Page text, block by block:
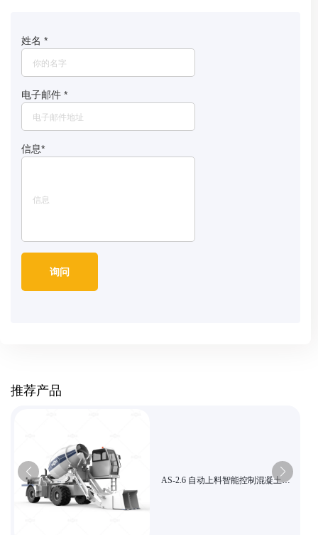
姓名 *
电子邮件 *
信息*
推荐产品
AS-2.6 自动上料智能控制混凝土搅